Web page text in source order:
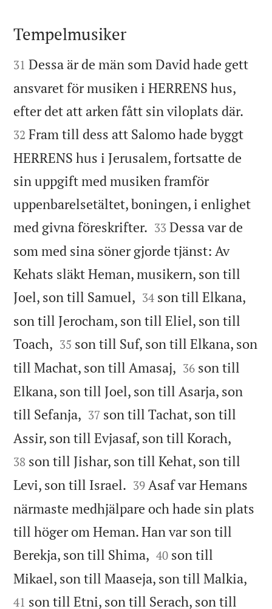

Tempelmusiker

31 Dessa är de män som David hade gett
ansvaret för musiken i HERRENS hus,
efter det att arken fått sin viloplats där.
32 Fram till dess att Salomo hade byggt
HERRENS hus i Jerusalem, fortsatte de
sin uppgift med musiken framför
uppenbarelsetältet, boningen, i enlighet
med givna föreskrifter. 

33 Dessa var de
som med sina söner gjorde tjänst: Av
Kehats släkt Heman, musikern, son till
Joel, son till Samuel, 

34 son till Elkana,
son till Jerocham, son till Eliel, son till
Toach, 

35 son till Suf, son till Elkana, son
till Machat, son till Amasaj, 

36 son till
Elkana, son till Joel, son till Asarja, son
till Sefanja, 

37 son till Tachat, son till
Assir, son till Evjasaf, son till Korach,
38 son till Jishar, son till Kehat, son till
Levi, son till Israel. 

39 Asaf var Hemans
närmaste medhjälpare och hade sin plats
till höger om Heman. Han var son till
Berekja, son till Shima, 

40 son till
Mikael, son till Maaseja, son till Malkia,
41 son till Etni, son till Serach, son till